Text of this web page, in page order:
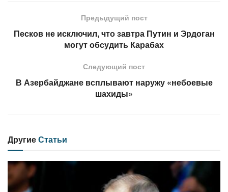
Предыдущий пост
Песков не исключил, что завтра Путин и Эрдоган
могут обсудить Карабах
Следующий пост
В Азербайджане всплывают наружу «небоевые
шахиды»
ДругиеСтатьи